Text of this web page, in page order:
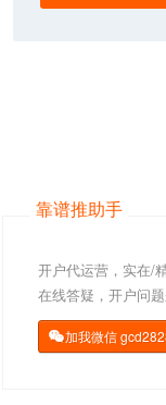
靠谱推助手
开户代运营，实在/
在线答疑，开户问
加我微信